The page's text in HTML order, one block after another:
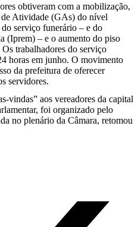
obtiveram com a mobilização,
de Atividade (GAs) do nível
serviço funerário – e do
(Iprem) – e o aumento do piso
trabalhadores do serviço
horas em junho. O movimento
da prefeitura de oferecer
servidores.
vindas” aos vereadores da capital
foi organizado pelo
no plenário da Câmara, retomou